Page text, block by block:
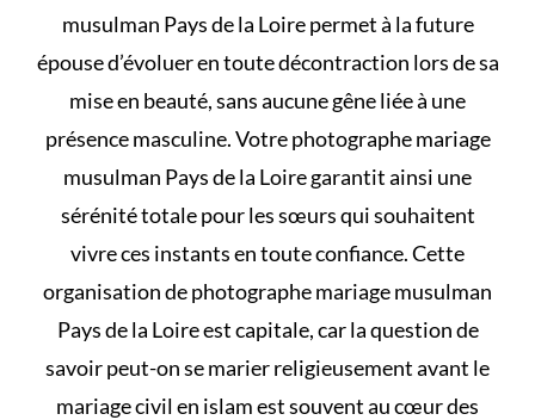
musulman Pays de la Loire permet à la future
épouse d’évoluer en toute décontraction lors de sa
mise en beauté, sans aucune gêne liée à une
présence masculine. Votre photographe mariage
musulman Pays de la Loire garantit ainsi une
sérénité totale pour les sœurs qui souhaitent
vivre ces instants en toute confiance. Cette
organisation de photographe mariage musulman
Pays de la Loire est capitale, car la question de
savoirpeut-on se marier religieusement avant le
mariage civil en islamest souvent au cœur des